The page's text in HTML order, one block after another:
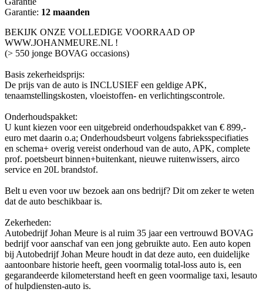
Garantie: 12 maanden
BEKIJK ONZE VOLLEDIGE VOORRAAD OP
WWW.JOHANMEURE.NL !
(> 550 jonge BOVAG occasions)
Basis zekerheidsprijs:
De prijs van de auto is INCLUSIEF een geldige APK,
tenaamstellingskosten, vloeistoffen- en verlichtingscontrole.
Onderhoudspakket:
U kunt kiezen voor een uitgebreid onderhoudspakket van € 899,-
euro met daarin o.a; Onderhoudsbeurt volgens fabrieksspecifiaties
en schema+ overig vereist onderhoud van de auto, APK, complete
prof. poetsbeurt binnen+buitenkant, nieuwe ruitenwissers, airco
service en 20L brandstof.
Belt u even voor uw bezoek aan ons bedrijf? Dit om zeker te weten
dat de auto beschikbaar is.
Zekerheden:
Autobedrijf Johan Meure is al ruim 35 jaar een vertrouwd BOVAG
bedrijf voor aanschaf van een jong gebruikte auto. Een auto kopen
bij Autobedrijf Johan Meure houdt in dat deze auto, een duidelijke
aantoonbare historie heeft, geen voormalig total-loss auto is, een
gegarandeerde kilometerstand heeft en geen voormalige taxi, lesauto
of hulpdiensten-auto is.